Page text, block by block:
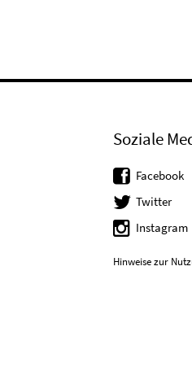
Soziale
Facebook
Twitter
Instagram
Hinweise zur